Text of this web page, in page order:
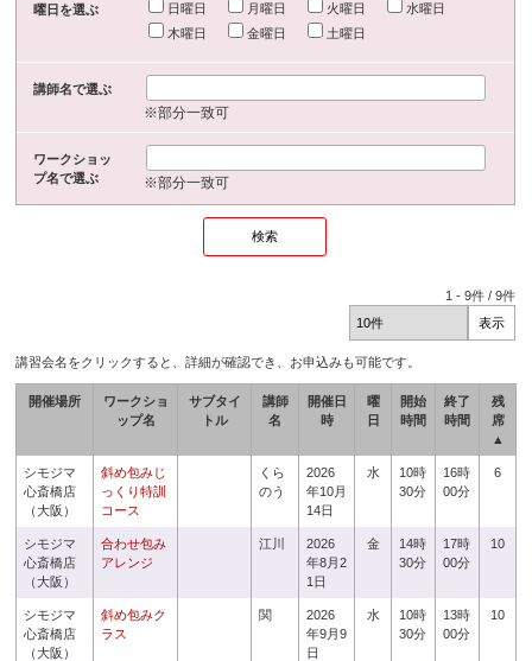
曜日を選ぶ 日曜日 月曜日 火曜日
水曜日
木曜日
金曜日 土曜日
講師名で選ぶ
※部分一致可
ワークショッ
プ名で選ぶ
※部分一致可
1 -9件 /9件
講習会名をクリックすると、詳細が確認でき、お申込みも可能です。
開催場所
ワークショ
ップ名
サブタイ
トル
講師
名
開催日
時
曜
日
開始
時間
終了
時間
残
席
▲
シモジマ
心斎橋店
（大阪）
斜め包みじ
っくり特訓
コース
くら
のう
2026
年10月
14日
水
10時
30分
16時
00分
6
シモジマ
心斎橋店
（大阪）
合わせ包み
アレンジ
江川
2026
年8月2
1日
金
14時
30分
17時
00分
10
シモジマ
心斎橋店
（大阪）
斜め包みク
ラス
関
2026
年9月9
日
水
10時
30分
13時
00分
10